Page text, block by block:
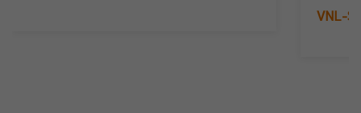
VNL-